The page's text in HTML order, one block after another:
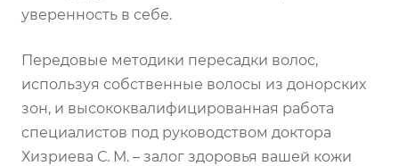
уверенность в себе.
Передовые методики пересадки волос,
используя собственные волосы из донорских
зон, и высококвалифицированная работа
специалистов под руководством доктора
Хизриева С. М. – залог здоровья вашей кожи